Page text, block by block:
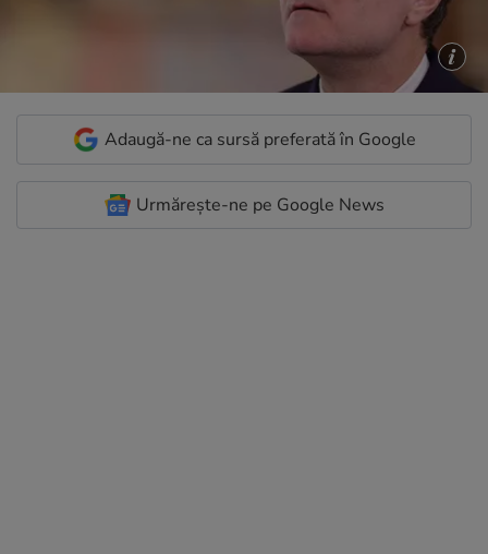
Adaugă-ne ca sursă preferată în Google
Urmărește-ne pe Google News